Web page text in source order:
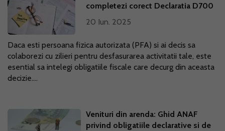
completezi corect Declaratia D700
20 Iun. 2025
Daca esti persoana fizica autorizata (PFA) si ai decis sa
colaborezi cu zilieri pentru desfasurarea activitatii tale, este
esential sa intelegi obligatiile fiscale care decurg din aceasta
decizie....
Venituri din arenda: Ghid ANAF
privind obligatiile declarative si de